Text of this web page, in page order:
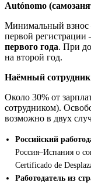
Autónomo
Минимальный взнос
первой
первого года. При
на второй год.
Наёмный сотрудник
Около 30% от
сотрудником).
возможно в двух
Российский
Россия–Испания о
Certificado de
Работодатель из